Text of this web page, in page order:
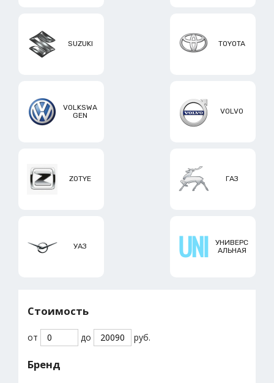
SUZUKI TOYOTA
VOLKSWA
GEN
VOLVO
ZOTYE ГАЗ
УАЗ
УНИВЕРС
АЛЬНАЯ
Стоимость
от до руб.
Бренд